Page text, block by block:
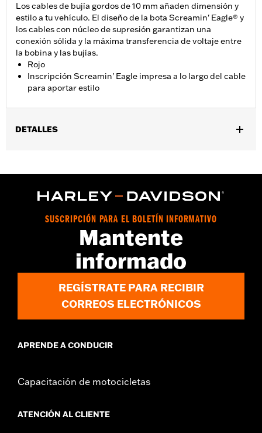
Los cables de bujía gordos de 10 mm añaden dimensión y
estilo a tu vehículo. El diseño de la bota Screamin' Eagle® y
los cables con núcleo de supresión garantizan una
conexión sólida y la máxima transferencia de voltaje entre
la bobina y las bujías.
Rojo
Inscripción Screamin' Eagle impresa a lo largo del cable
para aportar estilo
DETALLES
GARANTÍA:1 año de garantía limitada – Consultawww.h-
SUSCRIPCIÓN PARA EL BOLETÍN INFORMATIVO
Mantente
informado
REGÍSTRATE PARA RECIBIR
CORREOS ELECTRÓNICOS
APRENDE A CONDUCIR
Capacitación de motocicletas
ATENCIÓN AL CLIENTE